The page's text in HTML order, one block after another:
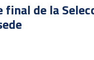
final de la